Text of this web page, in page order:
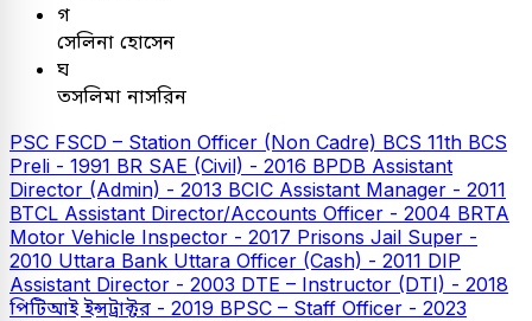
গ
সেলিনা হোসেন
ঘ
তসলিমা নাসরিন
PSC FSCD – Station Officer (Non Cadre) BCS 11th BCS
Preli - 1991 BR SAE (Civil) - 2016 BPDB Assistant
Director (Admin) - 2013 BCIC Assistant Manager - 2011
BTCL Assistant Director/Accounts Officer - 2004 BRTA
Motor Vehicle Inspector - 2017 Prisons Jail Super -
2010 Uttara Bank Uttara Officer (Cash) - 2011 DIP
Assistant Director - 2003 DTE – Instructor (DTI) - 2018
পিটিআই ইন্সট্রাক্টর - 2019 BPSC – Staff Officer - 2023